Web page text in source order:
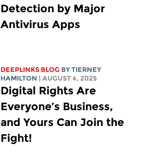
Detection by Major
Antivirus Apps
DEEPLINKS BLOG BY TIERNEY
HAMILTON
| AUGUST 4, 2025
Digital Rights Are
Everyone’s Business,
and Yours Can Join the
Fight!